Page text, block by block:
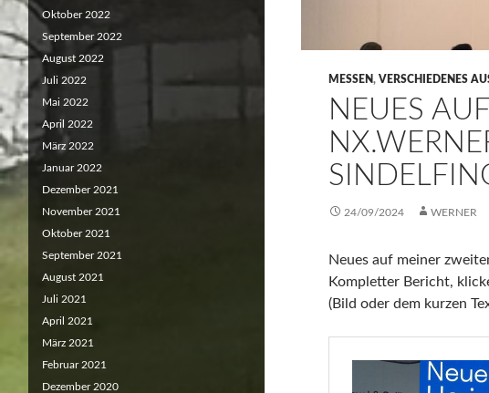
MESSEN, VERSCHIEDENES
NEUES
24/09/2024 WERNER
Neues auf meiner
Kompletter Bericht,
(Bild oder dem kurzen
Oktober 2022
September 2022
August 2022
Juli 2022
Mai 2022
April 2022
März 2022
Januar 2022
Dezember 2021
November 2021
Oktober 2021
September 2021
August 2021
Juli 2021
April 2021
März 2021
Februar 2021
Dezember 2020